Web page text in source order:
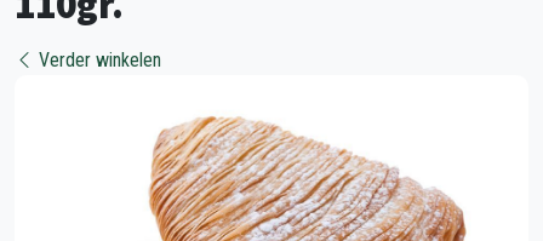
Verder winkelen